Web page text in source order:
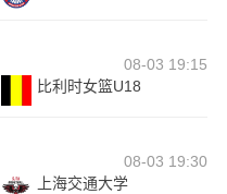
08-03 19:15
比利时女篮U18
08-03 19:30
上海交通大学